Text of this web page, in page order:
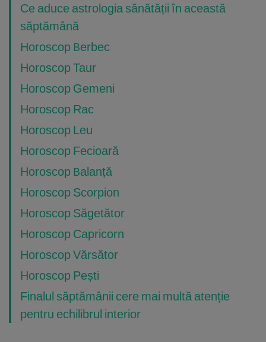
Ce aduce astrologia sănătății în această
săptămână
Horoscop Berbec
Horoscop Taur
Horoscop Gemeni
Horoscop Rac
Horoscop Leu
Horoscop Fecioară
Horoscop Balanță
Horoscop Scorpion
Horoscop Săgetător
Horoscop Capricorn
Horoscop Vărsător
Horoscop Pești
Finalul săptămânii cere mai multă atenție
pentru echilibrul interior